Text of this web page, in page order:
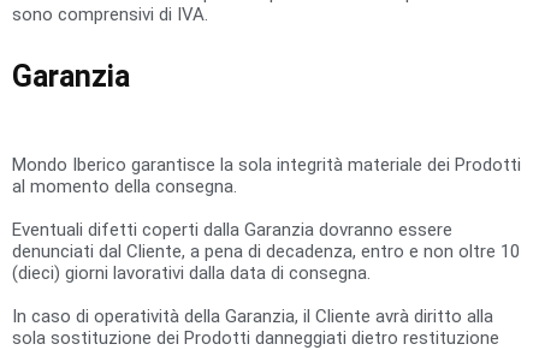
sono comprensivi di IVA.
Garanzia
Mondo Iberico garantisce la sola integrità materiale dei Prodotti
al momento della consegna.
Eventuali difetti coperti dalla Garanzia dovranno essere
denunciati dal Cliente, a pena di decadenza, entro e non oltre 10
(dieci) giorni lavorativi dalla data di consegna.
In caso di operatività della Garanzia, il Cliente avrà diritto alla
sola sostituzione dei Prodotti danneggiati dietro restituzione